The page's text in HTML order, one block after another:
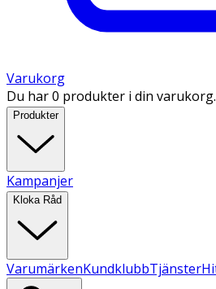
Varukorg
Du har 0 produkter i din varukorg.
Produkter
Kampanjer
Kloka Råd
VarumärkenKundklubbTjänster